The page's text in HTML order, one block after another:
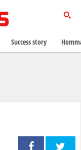
Success story